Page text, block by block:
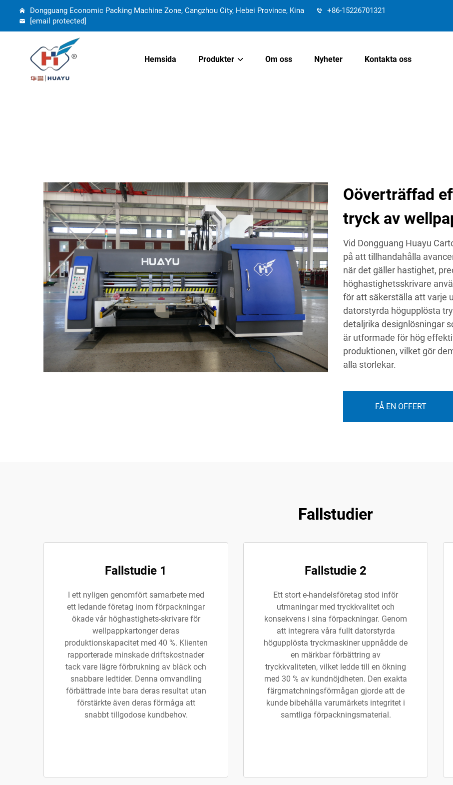
Dongguang Economic Packing Machine Zone, Cangzhou City, Hebei Province, Kina
+86-15226701321
[email protected]
Hemsida Produkter Om oss Nyheter Kontakta oss
Oöverträffad
tryck av
Vid Dongguang Huayu
på att tillhandahålla
när det gäller hastighet,
höghastighetsskrivare
för att säkerställa att varje
datorstyrda högupplösta
detaljrika designlösningar
är utformade för hög
produktionen, vilket gör
alla storlekar.
FÅ EN OFFERT
Fallstudier
Fallstudie 1
I ett nyligen genomfört samarbete med
ett ledande företag inom förpackningar
ökade vår höghastighets-skrivare för
wellpappkartonger deras
produktionskapacitet med 40 %. Klienten
rapporterade minskade driftskostnader
tack vare lägre förbrukning av bläck och
snabbare ledtider. Denna omvandling
förbättrade inte bara deras resultat utan
förstärkte även deras förmåga att
snabbt tillgodose kundbehov.
Fallstudie 2
Ett stort e-handelsföretag stod inför
utmaningar med tryckkvalitet och
konsekvens i sina förpackningar. Genom
att integrera våra fullt datorstyrda
högupplösta tryckmaskiner uppnådde de
en märkbar förbättring av
tryckkvaliteten, vilket ledde till en ökning
med 30 % av kundnöjdheten. Den exakta
färgmatchningsförmågan gjorde att de
kunde bibehålla varumärkets integritet i
samtliga förpackningsmaterial.